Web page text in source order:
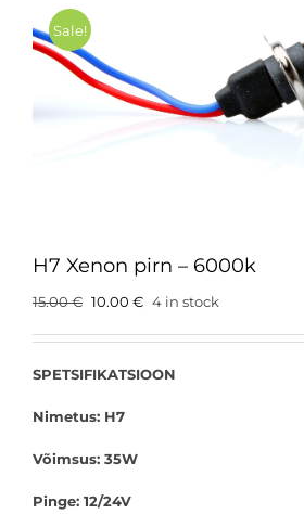
Sale!
H7 Xenon pirn – 6000k
15.00€ Original
was:
10.00 €Current
is:
4 in stock
SPETSIFIKATSIOON
Nimetus: H7
Võimsus: 35W
Pinge: 12/24V